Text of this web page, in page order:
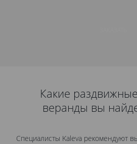
Какие
веранды вы
Специалисты Kaleva рекомендуют